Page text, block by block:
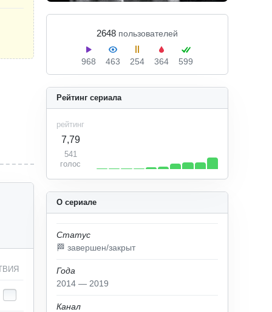
2648 пользователей
968 463 254 364 599
О сериале
Статус
🏁 завершен/закрыт
Года
2014 — 2019
Канал
Рейтинг сериала
рейтинг
7,79
541
голос